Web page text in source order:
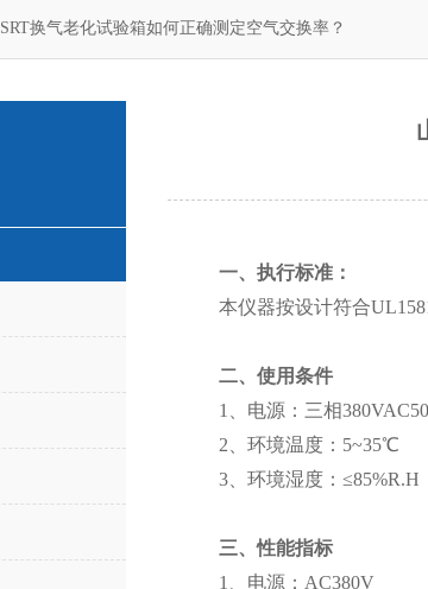
换气老化试验箱如何正确测定空气交换率？
一、执行标准：
本仪器按设计符合
二、使用条件
1、电源：三相
2、环境温度：5~35℃
3、环境湿度：≤85%R.H
三、性能指标
1、电源：AC380V